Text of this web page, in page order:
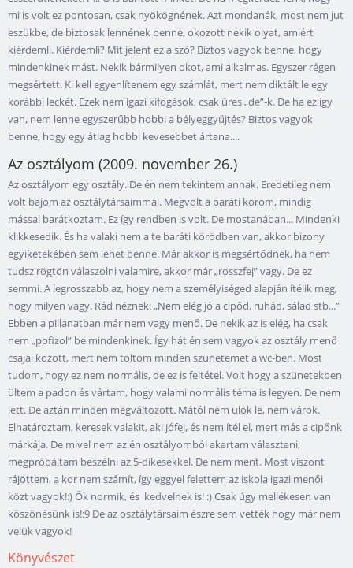
mi is volt ez pontosan, csak nyökögnének. Azt mondanák, most nem jut
eszükbe, de biztosak lennének benne, okozott nekik olyat, amiért
kiérdemli. Kiérdemli? Mit jelent ez a szó? Biztos vagyok benne, hogy
mindenkinek mást. Nekik bármilyen okot, ami alkalmas. Egyszer régen
megsértett. Ki kell egyenlítenem egy számlát, mert nem diktált le egy
korábbi leckét. Ezek nem igazi kifogások, csak üres „de”-k. De ha ez így
van, nem lenne egyszerűbb hobbi a bélyeggyűjtés? Biztos vagyok
benne, hogy egy átlag hobbi kevesebbet ártana....
Az osztályom (2009. november 26.)
Az osztályom egy osztály. De én nem tekintem annak. Eredetileg nem
volt bajom az osztálytársaimmal. Megvolt a baráti köröm, mindig
mással barátkoztam. Ez így rendben is volt. De mostanában... Mindenki
klikkesedik. És ha valaki nem a te baráti körödben van, akkor bizony
egyiketekében sem lehet benne. Már akkor is megsértődnek, ha nem
tudsz rögtön válaszolni valamire, akkor már „rosszfej” vagy. De ez
semmi. A legrosszabb az, hogy nem a személyiséged alapján ítélik meg,
hogy milyen vagy. Rád néznek: „Nem elég jó a cipőd, ruhád, sálad stb...”
Ebben a pillanatban már nem vagy menő. De nekik az is elég, ha csak
nem „pofizol” be mindenkinek. Így hát én sem vagyok az osztály menő
csajai között, mert nem töltöm minden szünetemet a wc-ben. Most
tudom, hogy ez nem normális, de ez is feltétel. Volt hogy a szünetekben
ültem a padon és vártam, hogy valami normális téma is legyen. De nem
lett. De aztán minden megváltozott. Mától nem ülök le, nem várok.
Elhatároztam, keresek valakit, aki jófej, és nem ítél el, mert más a cipőnk
márkája. De mivel nem az én osztályomból akartam választani,
megpróbáltam beszélni az 5-dikesekkel. De nem ment. Most viszont
rájöttem, a kor nem számít, így eggyel felettem az iskola igazi menői
közt vagyok!:) Ők normik, és kedvelnek is! :) Csak úgy mellékesen van
köszönésünk is!:9 De az osztálytársaim észre sem vették hogy már nem
velük vagyok!
Könyvészet